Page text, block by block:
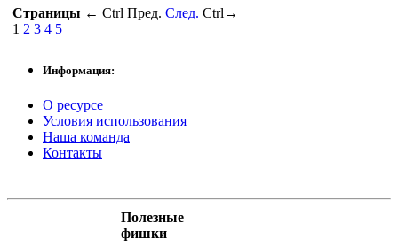
Страницы ← Ctrl Пред. След. Ctrl →
1 2 3 4 5
Информация:
О ресурсе
Условия использования
Наша команда
Контакты
Полезные
фишки